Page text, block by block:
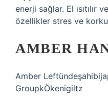
enerji sağlar. El ısıtılır
özellikler stres ve
AMBER
Amber
GroupkÖkenigiltz